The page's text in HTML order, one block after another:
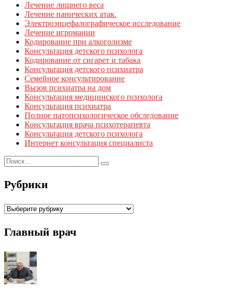
Лечение лишнего веса
Лечение панических атак.
Электроэнцефалографическое исследование
Лечение игромании
Кодирование при алкоголизме
Консультация детского психолога
Кодирование от сигарет и табака
Консультация детского психиатра
Семейное консультирование
Вызов психиатра на дом
Консультация медицинского психолога
Консультация психиатра
Полное патопсихологическое обследование
Консультация врача психотерапевта
Консультация детского психолога
Интернет консультация специалиста
Рубрики
Рубрики
Главный врач